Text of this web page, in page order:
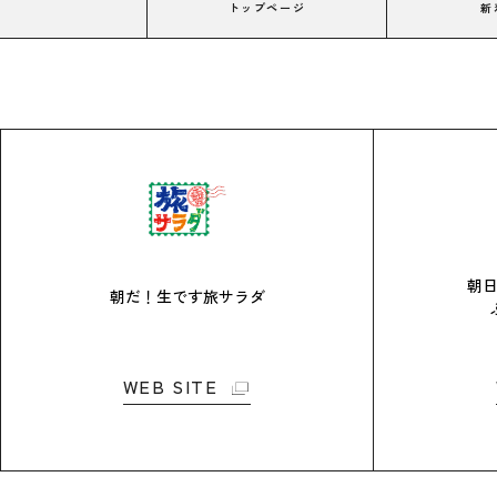
トップページ 新
朝だ！生です旅サラダ
WEB SITE
朝